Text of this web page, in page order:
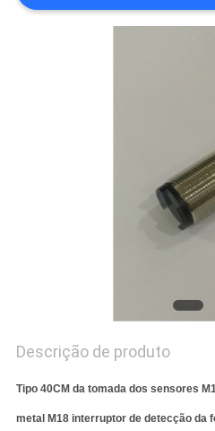
Descrição de produto
Tipo 40CM da tomada dos sensores
metal M18 interruptor de detecção da